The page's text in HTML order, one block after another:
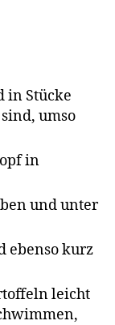
in Stücke
umso
in
und unter
ebenso kurz
leicht